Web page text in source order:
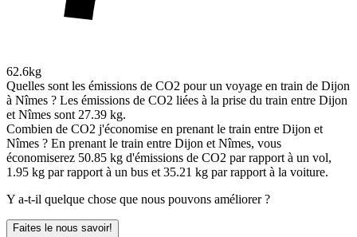
62.6kg
Quelles sont les émissions de CO2 pour un voyage en train de Dijon
à Nîmes ? Les émissions de CO2 liées à la prise du train entre Dijon
et Nîmes sont 27.39 kg.
Combien de CO2 j'économise en prenant le train entre Dijon et
Nîmes ? En prenant le train entre Dijon et Nîmes, vous
économiserez 50.85 kg d'émissions de CO2 par rapport à un vol,
1.95 kg par rapport à un bus et 35.21 kg par rapport à la voiture.
Y a-t-il quelque chose que nous pouvons améliorer ?
Faites le nous savoir!